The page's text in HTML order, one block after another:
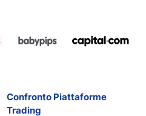
Confronto Piattaforme
Trading